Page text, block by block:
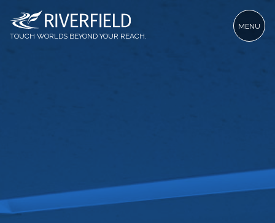
TOUCH WORLDS BEYOND YOUR REACH.
MENU